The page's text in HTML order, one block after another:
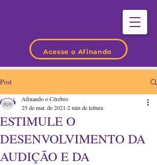
Acesse o Afinando
Post
ESTIMULE O
DESENVOLVIMENTO DA
AUDIÇÃO E DA
Afinando o Cérebro
25 de mar. de 2021 2 min de leitura